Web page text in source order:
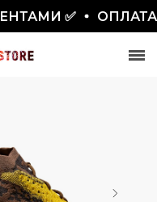
✅ ОПЛАТА